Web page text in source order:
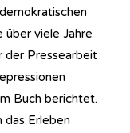
über viele Jahre
der Pressearbeit
Buch berichtet.
das Erleben